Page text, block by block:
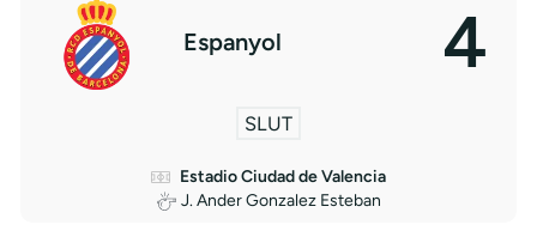
Espanyol 4
SLUT
Estadio Ciudad de Valencia
J. Ander Gonzalez Esteban